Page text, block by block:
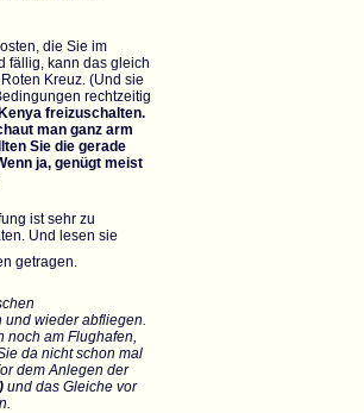
die Sie im
fällig, kann das gleich
Kreuz. (Und sie
rechtzeitig
freizuschalten.
man ganz arm
Sie die gerade
ja, genügt meist
ist sehr zu
Und lesen sie
getragen.
und wieder abfliegen.
noch am Flughafen,
da nicht schon mal
dem Anlegen der
und das Gleiche vor